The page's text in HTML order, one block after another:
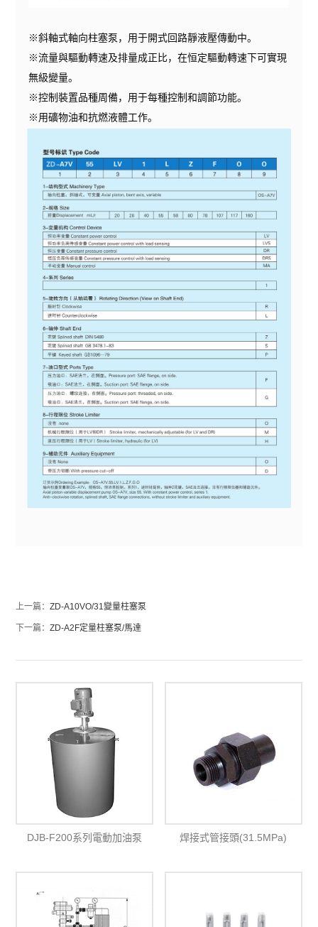
※斜軸式軸向柱塞泵，用于開式回路靜液壓傳動中。
※流量與驅動轉速及排量成正比，在恒定驅動轉速下可實現
無級變量。
※控制裝置品種周備，用于每種控制和調節功能。
※用礦物油和抗燃液體工作。
上一篇：ZD-A10VO/31變量柱塞泵
下一篇：ZD-A2F定量柱塞泵/馬達
DJB-F200系列電動加油泵 焊接式管接頭(31.5MPa)